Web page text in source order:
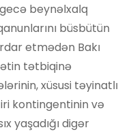
beynəlxalq
büsbütün
etmədən Bakı
tətbiqinə
xüsusi təyinatlı
kontingentinin və
yaşadığı digər